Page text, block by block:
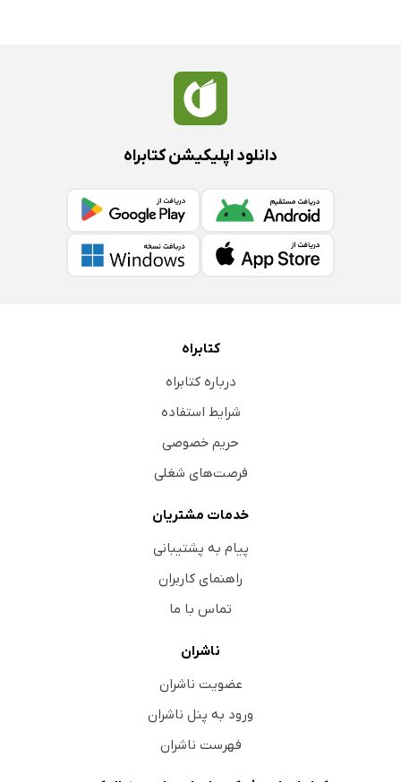
دانلود اپلیکیشن کتابراه
کتابراه
درباره کتابراه
شرایط استفاده
حریم خصوصی
فرصت‌های شغلی
خدمات مشتریان
پیام به پشتیبانی
راهنمای کاربران
تماس با ما
ناشران
عضویت ناشران
ورود به پنل ناشران
فهرست ناشران